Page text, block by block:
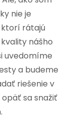
nie je
rátajú
nášho
uvedomíme
a budeme
riešenie v
sa snažiť